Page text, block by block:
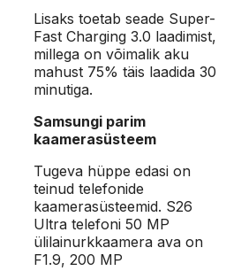
Lisaks toetab seade Super-
Fast Charging 3.0 laadimist,
millega on võimalik aku
mahust 75% täis laadida 30
minutiga.
Samsungi parim
kaamerasüsteem
Tugeva hüppe edasi on
teinud telefonide
kaamerasüsteemid. S26
Ultra telefoni 50 MP
ülilainurkkaamera ava on
F1.9, 200 MP